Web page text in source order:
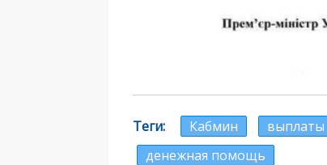
Теги Кабмин выплаты
денежная помощь